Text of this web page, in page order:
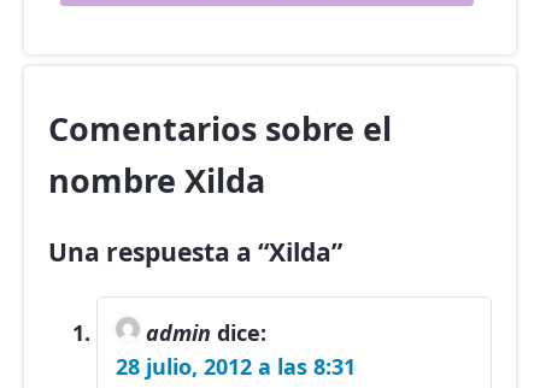
Comentarios sobre el
nombre Xilda
Una respuesta a “Xilda”
admin dice:
28 julio, 2012 a las 8:31